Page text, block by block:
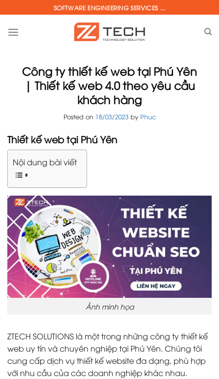
to
content
SOFTWARE ENGINEERING SERVICES ...
Công ty thiết kế web tại Phú Yên
| Thiết kế web 4.0 theo yêu cầu
khách hàng
Posted on 18/03/2023by Phuc
Thiết kế web tại Phú Yên
Nội dung bài viết
Ảnh minh họa
ZTECH SOLUTIONS là một trong những công ty thiết kế
web uy tín và chuyên nghiệp tại Phú Yên. Chúng tôi
cung cấp dịch vụ thiết kế website đa dạng, phù hợp
với nhu cầu của các doanh nghiệp khác nhau.